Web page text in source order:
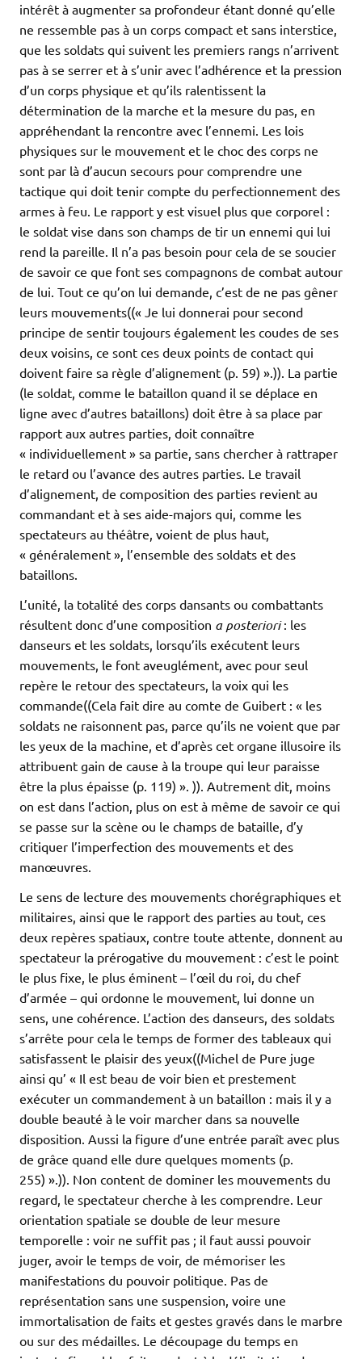
intérêt à augmenter sa profondeur étant donné qu’elle
ne ressemble pas à un corps compact et sans interstice,
que les soldats qui suivent les premiers rangs n’arrivent
pas à se serrer et à s’unir avec l’adhérence et la pression
d’un corps physique et qu’ils ralentissent la
détermination de la marche et la mesure du pas, en
appréhendant la rencontre avec l’ennemi. Les lois
physiques sur le mouvement et le choc des corps ne
sont par là d’aucun secours pour comprendre une
tactique qui doit tenir compte du perfectionnement des
armes à feu. Le rapport y est visuel plus que corporel :
le soldat vise dans son champs de tir un ennemi qui lui
rend la pareille. Il n’a pas besoin pour cela de se soucier
de savoir ce que font ses compagnons de combat autour
de lui. Tout ce qu’on lui demande, c’est de ne pas gêner
leurs mouvements((« Je lui donnerai pour second
principe de sentir toujours également les coudes de ses
deux voisins, ce sont ces deux points de contact qui
doivent faire sa règle d’alignement (p. 59) ».)). La partie
(le soldat, comme le bataillon quand il se déplace en
ligne avec d’autres bataillons) doit être à sa place par
rapport aux autres parties, doit connaître
« individuellement » sa partie, sans chercher à rattraper
le retard ou l’avance des autres parties. Le travail
d’alignement, de composition des parties revient au
commandant et à ses aide-majors qui, comme les
spectateurs au théâtre, voient de plus haut,
« généralement », l’ensemble des soldats et des
bataillons.
L’unité, la totalité des corps dansants ou combattants
résultent donc d’une composition a posteriori: les
danseurs et les soldats, lorsqu’ils exécutent leurs
mouvements, le font aveuglément, avec pour seul
repère le retour des spectateurs, la voix qui les
commande((Cela fait dire au comte de Guibert : « les
soldats ne raisonnent pas, parce qu’ils ne voient que par
les yeux de la machine, et d’après cet organe illusoire ils
attribuent gain de cause à la troupe qui leur paraisse
être la plus épaisse (p. 119) ». )). Autrement dit, moins
on est dans l’action, plus on est à même de savoir ce qui
se passe sur la scène ou le champs de bataille, d’y
critiquer l’imperfection des mouvements et des
manœuvres.
Le sens de lecture des mouvements chorégraphiques et
militaires, ainsi que le rapport des parties au tout, ces
deux repères spatiaux, contre toute attente, donnent au
spectateur la prérogative du mouvement : c’est le point
le plus fixe, le plus éminent – l’œil du roi, du chef
d’armée – qui ordonne le mouvement, lui donne un
sens, une cohérence. L’action des danseurs, des soldats
s’arrête pour cela le temps de former des tableaux qui
satisfassent le plaisir des yeux((Michel de Pure juge
ainsi qu’ « Il est beau de voir bien et prestement
exécuter un commandement à un bataillon : mais il y a
double beauté à le voir marcher dans sa nouvelle
disposition. Aussi la figure d’une entrée paraît avec plus
de grâce quand elle dure quelques moments (p.
255) ».)). Non content de dominer les mouvements du
regard, le spectateur cherche à les comprendre. Leur
orientation spatiale se double de leur mesure
temporelle : voir ne suffit pas ; il faut aussi pouvoir
juger, avoir le temps de voir, de mémoriser les
manifestations du pouvoir politique. Pas de
représentation sans une suspension, voire une
immortalisation de faits et gestes gravés dans le marbre
ou sur des médailles. Le découpage du temps en